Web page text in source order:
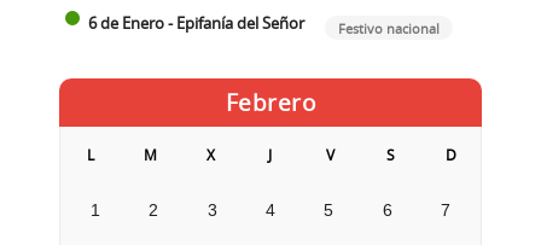
6 de Enero - Epifanía del Señor Festivo nacional
Febrero
L M X J V S D
1 2 3 4 5 6 7